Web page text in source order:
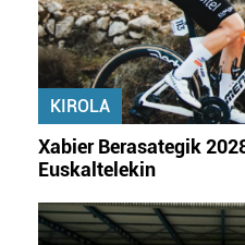
KIROLA
Xabier Berasategik
Euskaltelekin